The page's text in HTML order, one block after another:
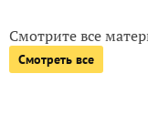
Смотрите все
Смотреть все